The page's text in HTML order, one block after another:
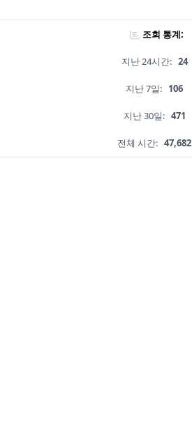
조회 통계:
지난 24시간: 24
지난 7일: 106
지난 30일: 471
전체 시간: 47,682